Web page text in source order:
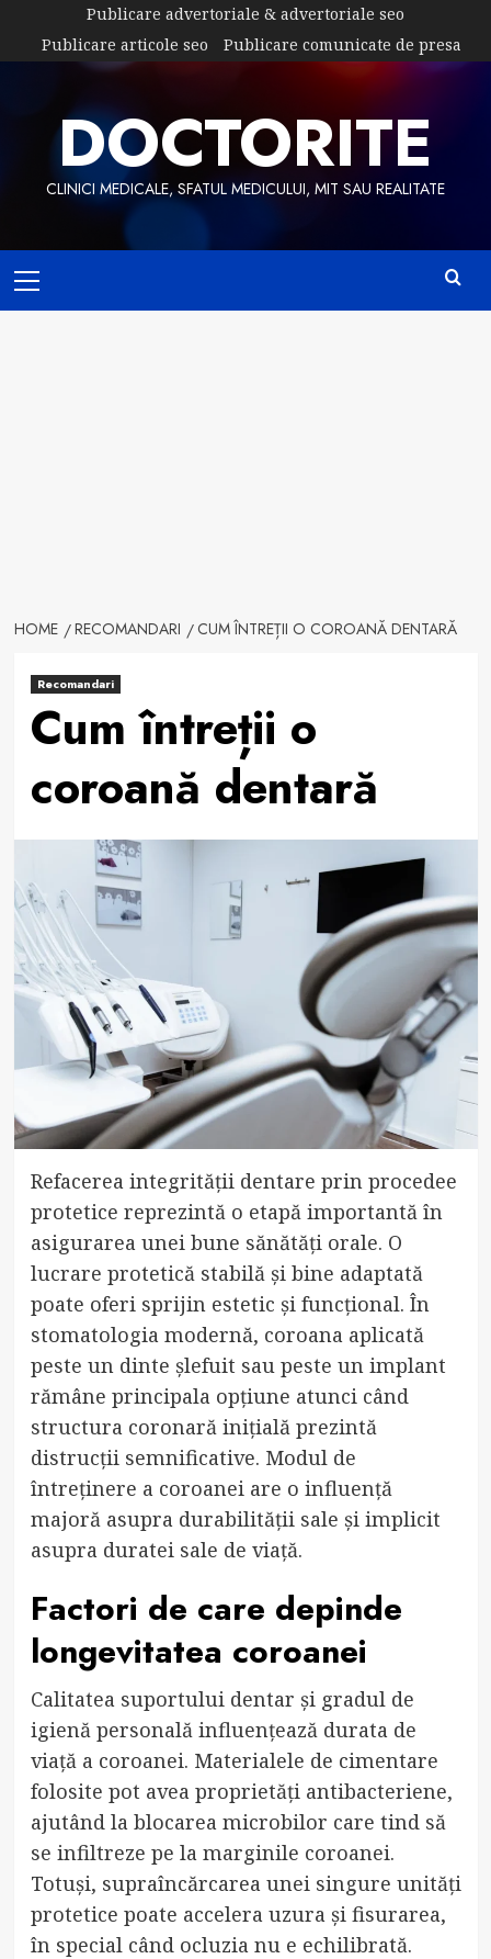
content
Publicare advertoriale & advertoriale seo
Publicare articole seo
Publicare comunicate de presa
DOCTORITE
CLINICI MEDICALE, SFATUL MEDICULUI, MIT SAU REALITATE
Menu
HOME RECOMANDARI CUM ÎNTREȚII O COROANĂ DENTARĂ
Recomandari
Cum întreții o
coroană dentară
Refacerea integrității dentare prin procedee
protetice reprezintă o etapă importantă în
asigurarea unei bune sănătăți orale. O
lucrare protetică stabilă și bine adaptată
poate oferi sprijin estetic și funcțional. În
stomatologia modernă, coroana aplicată
peste un dinte șlefuit sau peste un implant
rămâne principala opțiune atunci când
structura coronară inițială prezintă
distrucții semnificative. Modul de
întreținere a coroanei are o influență
majoră asupra durabilității sale și implicit
asupra duratei sale de viață.
Factori de care depinde
longevitatea coroanei
Calitatea suportului dentar și gradul de
igienă personală influențează durata de
viață a coroanei. Materialele de cimentare
folosite pot avea proprietăți antibacteriene,
ajutând la blocarea microbilor care tind să
se infiltreze pe la marginile coroanei.
Totuși, supraîncărcarea unei singure unități
protetice poate accelera uzura și fisurarea,
în special când ocluzia nu e echilibrată.